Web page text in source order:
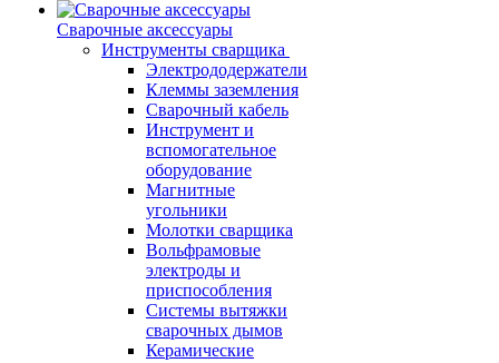
Сварочные аксессуары
Инструменты сварщика
Электрододержатели
Клеммы заземления
Сварочный кабель
Инструмент и
вспомогательное
оборудование
Магнитные
угольники
Молотки сварщика
Вольфрамовые
электроды и
приспособления
Системы вытяжки
сварочных дымов
Керамические